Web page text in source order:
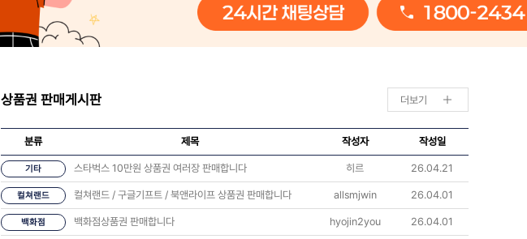
상품권 판매게시판 더보기
분류 제목 작성자 작성일
기타 스타벅스 10만원 상품권 여러장 판매합니다 히르 26.04.21
컬쳐랜드 컬쳐랜드 / 구글기프트 / 북앤라이프 상품권 판매합니다 allsmjwin 26.04.01
백화점 백화점상품권 판매합니다 hyojin2you 26.04.01